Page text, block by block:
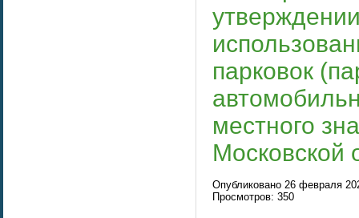
парковок
местного
Московской
Опубликовано 26 февраля
Просмотров: 350